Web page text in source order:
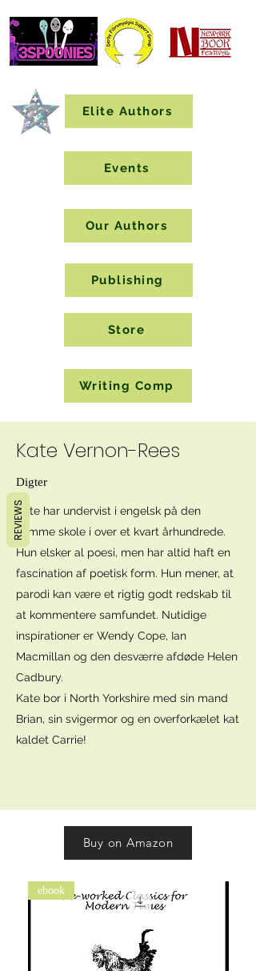
Elite Authors
Events
Our Authors
Publishing
Store
Writing Comp
Kate Vernon-Rees
Digter
Kate har undervist i engelsk på den
samme skole i over et kvart århundrede.
Hun elsker al poesi, men har altid haft en
fascination af poetisk form. Hun mener, at
parodi kan være et rigtig godt redskab til
at kommentere samfundet. Nutidige
inspirationer er Wendy Cope, Ian
Macmillan og den desværre afdøde Helen
Cadbury.
Kate bor i North Yorkshire med sin mand
Brian, sin svigermor og en overforkælet kat
kaldet Carrie!
Buy on Amazon
ebook
REVIEWS